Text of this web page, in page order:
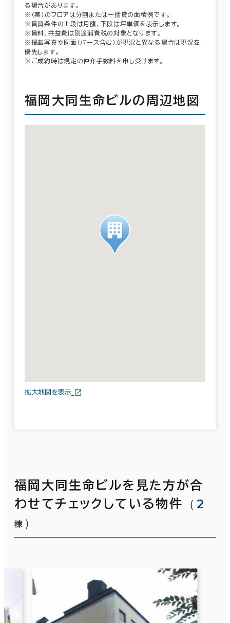
る場合があります。
※（案）のフロアは分割または一括貸の面積例です。
※賃貸条件の上段は月額、下段は坪単価を表示します。
※賃料、共益費は別途消費税の対象となります。
※掲載写真や図面（パース含む）が現況と異なる場合は現況を
優先します。
※ご成約時は規定の仲介手数料を申し受けます。
福岡大同生命ビルの周辺地図
拡大地図を表示
福岡大同生命ビルを見た方が合
わせてチェックしている物件
（ 2
棟 ）